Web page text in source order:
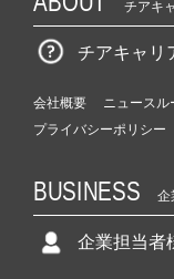
チアキ
チアキャリ
会社概要 ニュースル
プライバシーポリシー
BUSINESS 企
企業担当者